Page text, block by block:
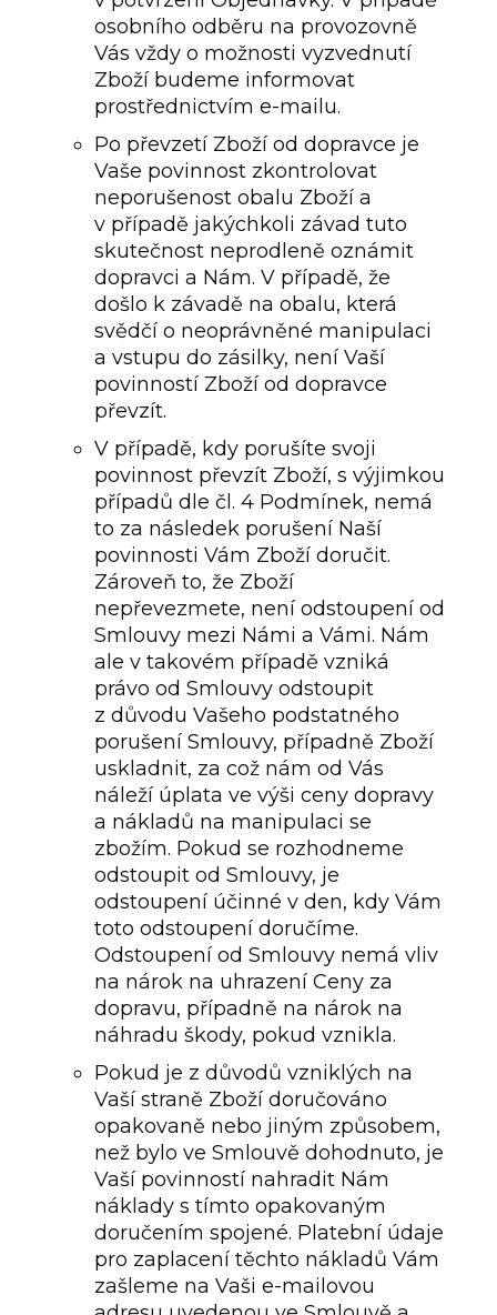
osobního odběru na provozovně
Vás vždy o možnosti vyzvednutí
Zboží budeme informovat
prostřednictvím e-mailu.
Po převzetí Zboží od dopravce je
Vaše povinnost zkontrolovat
neporušenost obalu Zboží a
v případě jakýchkoli závad tuto
skutečnost neprodleně oznámit
dopravci a Nám. V případě, že
došlo k závadě na obalu, která
svědčí o neoprávněné manipulaci
a vstupu do zásilky, není Vaší
povinností Zboží od dopravce
převzít.
V případě, kdy porušíte svoji
povinnost převzít Zboží, s výjimkou
případů dle čl. 4 Podmínek, nemá
to za následek porušení Naší
povinnosti Vám Zboží doručit.
Zároveň to, že Zboží
nepřevezmete, není odstoupení od
Smlouvy mezi Námi a Vámi. Nám
ale v takovém případě vzniká
právo od Smlouvy odstoupit
z důvodu Vašeho podstatného
porušení Smlouvy, případně Zboží
uskladnit, za což nám od Vás
náleží úplata ve výši ceny dopravy
a nákladů na manipulaci se
zbožím. Pokud se rozhodneme
odstoupit od Smlouvy, je
odstoupení účinné v den, kdy Vám
toto odstoupení doručíme.
Odstoupení od Smlouvy nemá vliv
na nárok na uhrazení Ceny za
dopravu, případně na nárok na
náhradu škody, pokud vznikla.
Pokud je z důvodů vzniklých na
Vaší straně Zboží doručováno
opakovaně nebo jiným způsobem,
než bylo ve Smlouvě dohodnuto, je
Vaší povinností nahradit Nám
náklady s tímto opakovaným
doručením spojené. Platební údaje
pro zaplacení těchto nákladů Vám
zašleme na Vaši e-mailovou